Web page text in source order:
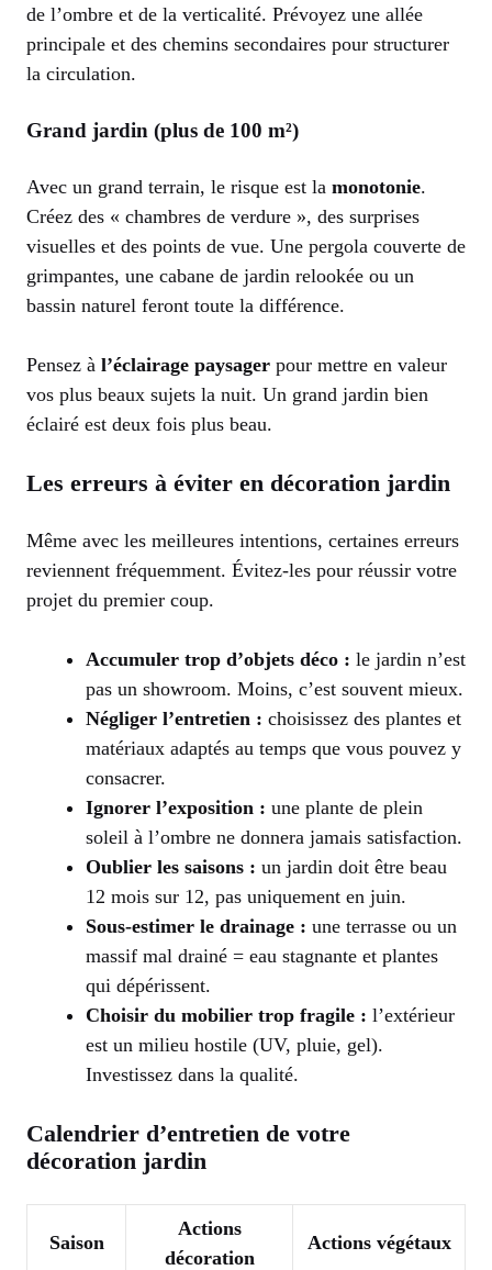
de l’ombre et de la verticalité. Prévoyez une allée
principale et des chemins secondaires pour structurer
la circulation.
Grand jardin (plus de 100 m²)
Avec un grand terrain, le risque est la monotonie.
Créez des « chambres de verdure », des surprises
visuelles et des points de vue. Une pergola couverte de
grimpantes, une cabane de jardin relookée ou un
bassin naturel feront toute la différence.
Pensez à l’éclairage paysager pour mettre en valeur
vos plus beaux sujets la nuit. Un grand jardin bien
éclairé est deux fois plus beau.
Les erreurs à éviter en décoration jardin
Même avec les meilleures intentions, certaines erreurs
reviennent fréquemment. Évitez-les pour réussir votre
projet du premier coup.
Accumuler trop d’objets déco : le jardin n’est
pas un showroom. Moins, c’est souvent mieux.
Négliger l’entretien : choisissez des plantes et
matériaux adaptés au temps que vous pouvez y
consacrer.
Ignorer l’exposition : une plante de plein
soleil à l’ombre ne donnera jamais satisfaction.
Oublier les saisons : un jardin doit être beau
12 mois sur 12, pas uniquement en juin.
Sous-estimer le drainage : une terrasse ou un
massif mal drainé = eau stagnante et plantes
qui dépérissent.
Choisir du mobilier trop fragile : l’extérieur
est un milieu hostile (UV, pluie, gel).
Investissez dans la qualité.
Calendrier d’entretien de votre
décoration jardin
Saison
Actions
décoration
Actions végétaux